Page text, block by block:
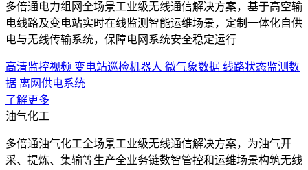
多倍通电力组网全场景工业级无线通信解决方案，基于高空输
电线路及变电站实时在线监测智能运维场景，定制一体化自供
电与无线传输系统，保障电网系统安全稳定运行
高清监控视频 变电站巡检机器人 微气象数据 线路状态监测数
据 离网供电系统
了解更多
油气化工
多倍通油气化工全场景工业级无线通信解决方案，为油气开
采、提炼、集输等生产全业务链数智管控和运维场景构筑无线